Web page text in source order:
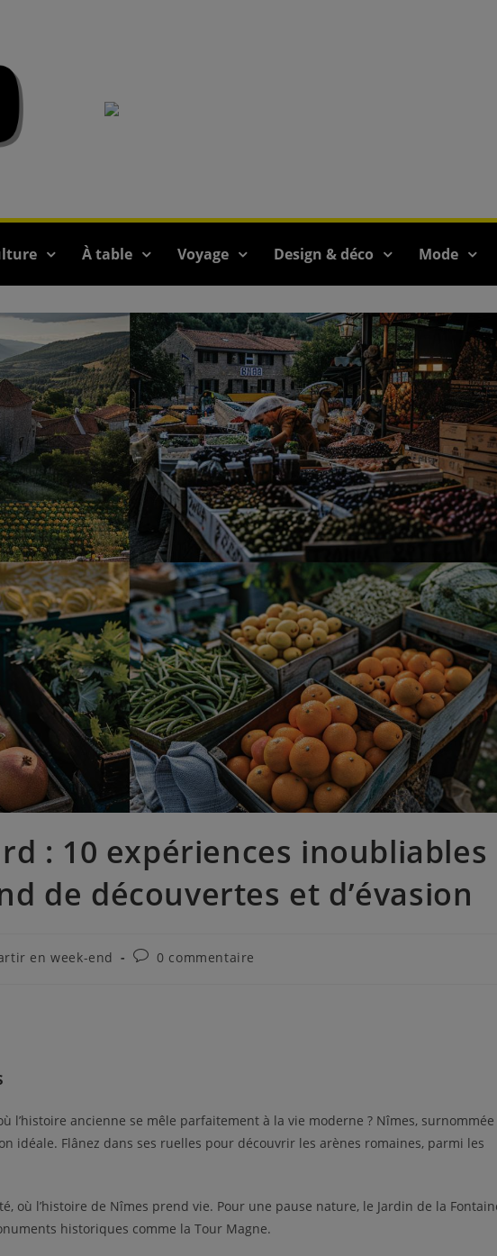
À table Voyage Design & déco Mode
: 10 expériences inoubliables
de découvertes et d’évasion
en week-end 0 commentaire
l’histoire ancienne se mêle parfaitement à la vie moderne ? Nîmes, surnommée
idéale. Flânez dans ses ruelles pour découvrir les arènes romaines, parmi les
où l’histoire de Nîmes prend vie. Pour une pause nature, le Jardin de la
historiques comme la Tour Magne.